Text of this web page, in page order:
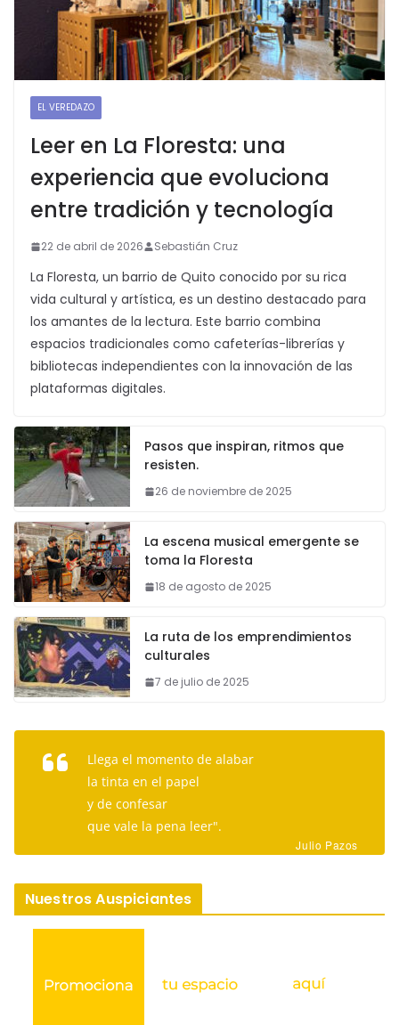
EL VEREDAZO
Leer en La Floresta: una
experiencia que evoluciona
entre tradición y tecnología
22 de abril de 2026 Sebastián Cruz
La Floresta, un barrio de Quito conocido por su rica
vida cultural y artística, es un destino destacado para
los amantes de la lectura. Este barrio combina
espacios tradicionales como cafeterías-librerías y
bibliotecas independientes con la innovación de las
plataformas digitales.
Pasos que inspiran, ritmos que
resisten.
26 de noviembre de 2025
La escena musical emergente se
toma la Floresta
18 de agosto de 2025
La ruta de los emprendimientos
culturales
7 de julio de 2025
Llega el momento de alabar
la tinta en el papel
y de confesar
que vale la pena leer".
Julio Pazos
Nuestros Auspiciantes